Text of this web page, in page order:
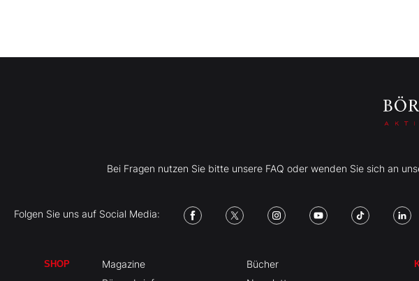
Bei Fragen nutzen Sie bitte unsere FAQ oder wenden Sie sich an
Folgen Sie uns auf Social Media:
SHOP
Magazine
Bücher